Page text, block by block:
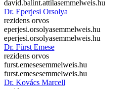
david.balint.attilasemmelweis.hu
Dr. Eperjesi Orsolya
rezidens orvos
eperjesi.orsolyasemmelweis.hu
eperjesi.orsolyasemmelweis.hu
Dr. Fürst Emese
rezidens orvos
furst.emesesemmelweis.hu
furst.emesesemmelweis.hu
Dr. Kovács Marcell